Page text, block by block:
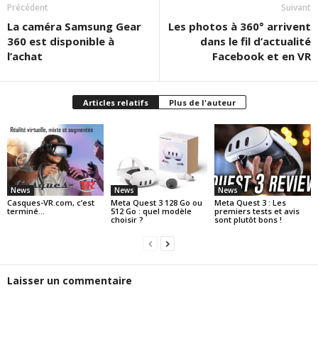
Précédent
La caméra Samsung Gear
360 est disponible à
l’achat
Suivant
Les photos à 360° arrivent
dans le fil d’actualité
Facebook et en VR
Articles relatifs Plus de l'auteur
News
Casques-VR.com, c’est
terminé…
News
Meta Quest 3 128 Go ou
512 Go : quel modèle
choisir ?
News
Meta Quest 3 : Les
premiers tests et avis
sont plutôt bons !
Laisser un commentaire